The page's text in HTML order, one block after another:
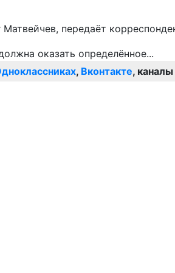
передаёт
, Вконтакте, каналы